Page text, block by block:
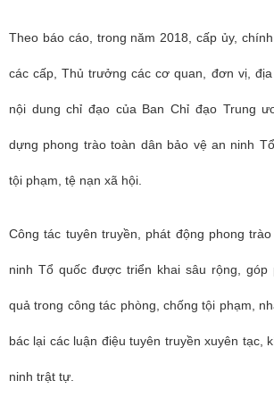
Theo báo cáo, trong năm 2018, cấp ủy,
các cấp, Thủ trưởng các cơ quan, đơn vị,
nội dung chỉ đạo của Ban Chỉ đạo Trung
dựng phong trào toàn dân bảo vệ an ninh
tội phạm, tệ nạn xã hội.
Công tác tuyên truyền, phát động phong
ninh Tổ quốc được triển khai sâu rộng, góp
quả trong công tác phòng, chống tội phạm,
bác lại các luận điệu tuyên truyền xuyên tạc,
ninh trật tự.